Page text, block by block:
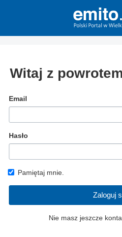
Witaj z
Email
Hasło
Pamiętaj mnie.
Zaloguj
Nie masz jeszcze